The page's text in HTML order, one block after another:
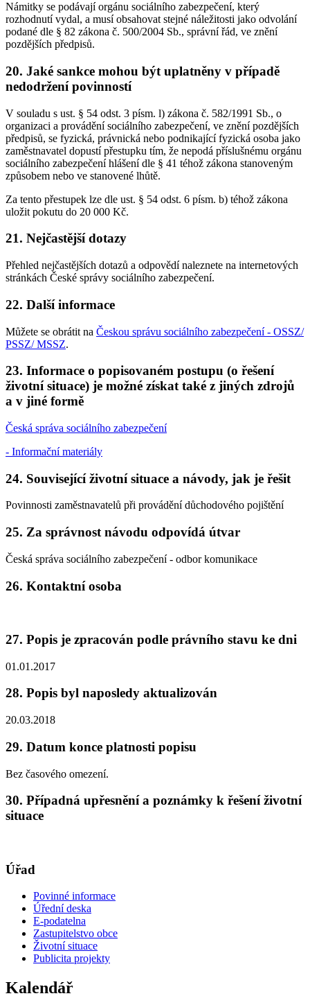
Námitky se podávají orgánu sociálního zabezpečení, který
rozhodnutí vydal, a musí obsahovat stejné náležitosti jako odvolání
podané dle § 82 zákona č. 500/2004 Sb., správní řád, ve znění
pozdějších předpisů.
20. Jaké sankce mohou být uplatněny v případě
nedodržení povinností
V souladu s ust. § 54 odst. 3 písm. l) zákona č. 582/1991 Sb., o
organizaci a provádění sociálního zabezpečení, ve znění pozdějších
předpisů, se fyzická, právnická nebo podnikající fyzická osoba jako
zaměstnavatel dopustí přestupku tím, že nepodá příslušnému orgánu
sociálního zabezpečení hlášení dle § 41 téhož zákona stanoveným
způsobem nebo ve stanovené lhůtě.
Za tento přestupek lze dle ust. § 54 odst. 6 písm. b) téhož zákona
uložit pokutu do 20 000 Kč.
21. Nejčastější dotazy
Přehled nejčastějších dotazů a odpovědí naleznete na internetových
stránkách České správy sociálního zabezpečení.
22. Další informace
Můžete se obrátit na Českou správu sociálního zabezpečení - OSSZ/
PSSZ/ MSSZ.
23. Informace o popisovaném postupu (o řešení
životní situace) je možné získat také z jiných zdrojů
a v jiné formě
Česká správa sociálního zabezpečení
- Informační materiály
24. Související životní situace a návody, jak je řešit
Povinnosti zaměstnavatelů při provádění důchodového pojištění
25. Za správnost návodu odpovídá útvar
Česká správa sociálního zabezpečení - odbor komunikace
26. Kontaktní osoba
27. Popis je zpracován podle právního stavu ke dni
01.01.2017
28. Popis byl naposledy aktualizován
20.03.2018
29. Datum konce platnosti popisu
Bez časového omezení.
30. Případná upřesnění a poznámky k řešení životní
situace
Úřad
Povinné informace
Úřední deska
E-podatelna
Zastupitelstvo obce
Životní situace
Publicita projekty
Kalendář